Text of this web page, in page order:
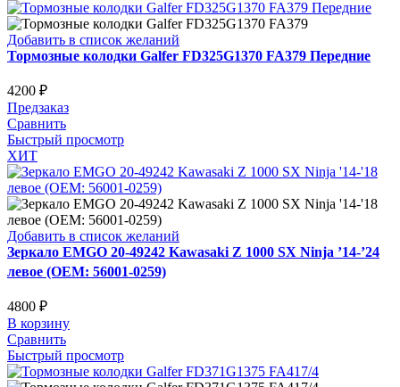
Добавить в список желаний
Тормозные колодки Galfer FD325G1370 FA379 Передние
4200 ₽
Предзаказ
Сравнить
Быстрый просмотр
ХИТ
Добавить в список желаний
Зеркало EMGO 20-49242 Kawasaki Z 1000 SX Ninja ’14-’24
левое (OEM: 56001-0259)
4800 ₽
В корзину
Сравнить
Быстрый просмотр